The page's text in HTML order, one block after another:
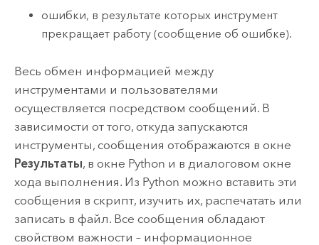
ошибки, в результате которых инструмент
прекращает работу (сообщение об ошибке).
Весь обмен информацией между
инструментами и пользователями
осуществляется посредством сообщений. В
зависимости от того, откуда запускаются
инструменты, сообщения отображаются в окне
Результаты, в окне Python и в диалоговом окне
хода выполнения. Из Python можно вставить эти
сообщения в скрипт, изучить их, распечатать или
записать в файл. Все сообщения обладают
свойством важности – информационное